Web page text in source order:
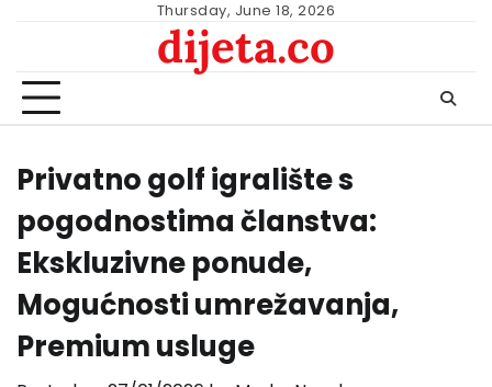
Thursday, June 18, 2026
dijeta.co
Privatno golf igralište s
pogodnostima članstva:
Ekskluzivne ponude,
Mogućnosti umrežavanja,
Premium usluge